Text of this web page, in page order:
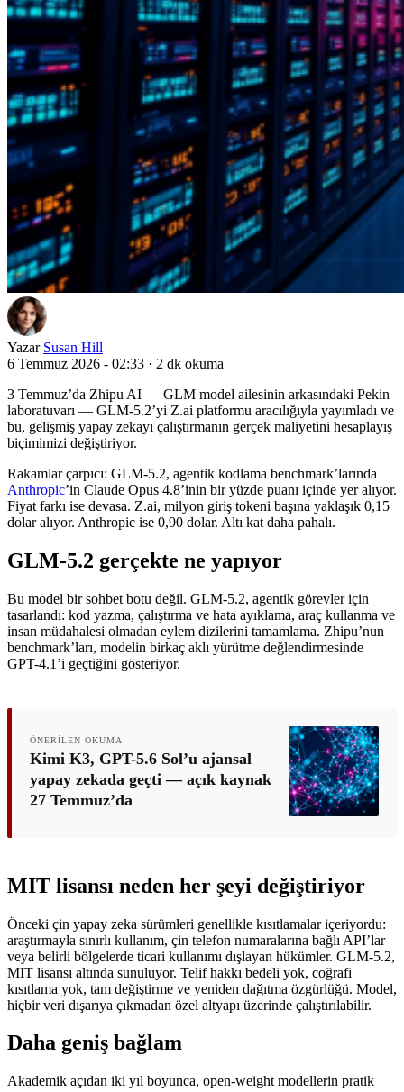
Yazar Susan Hill
6 Temmuz 2026 - 02:33 · 2 dk okuma
3 Temmuz’da Zhipu AI — GLM model ailesinin arkasındaki Pekin
laboratuvarı — GLM-5.2’yi Z.ai platformu aracılığıyla yayımladı ve
bu, gelişmiş yapay zekayı çalıştırmanın gerçek maliyetini hesaplayış
biçimimizi değiştiriyor.
Rakamlar çarpıcı: GLM-5.2, agentik kodlama benchmark’larında
Anthropic’in Claude Opus 4.8’inin bir yüzde puanı içinde yer alıyor.
Fiyat farkı ise devasa. Z.ai, milyon giriş tokeni başına yaklaşık 0,15
dolar alıyor. Anthropic ise 0,90 dolar. Altı kat daha pahalı.
GLM-5.2 gerçekte ne yapıyor
Bu model bir sohbet botu değil. GLM-5.2, agentik görevler için
tasarlandı: kod yazma, çalıştırma ve hata ayıklama, araç kullanma ve
insan müdahalesi olmadan eylem dizilerini tamamlama. Zhipu’nun
benchmark’ları, modelin birkaç aklı yürütme değlendirmesinde
GPT-4.1’i geçtiğini gösteriyor.
ÖNERILEN OKUMA
Kimi K3, GPT-5.6 Sol’u ajansal
yapay zekada geçti — açık kaynak
27 Temmuz’da
MIT lisansı neden her şeyi değiştiriyor
Önceki çin yapay zeka sürümleri genellikle kısıtlamalar içeriyordu:
araştırmayla sınırlı kullanım, çin telefon numaralarına bağlı API’lar
veya belirli bölgelerde ticari kullanımı dışlayan hükümler. GLM-5.2,
MIT lisansı altında sunuluyor. Telif hakkı bedeli yok, coğrafi
kısıtlama yok, tam değiştirme ve yeniden dağıtma özgürlüğü. Model,
hiçbir veri dışarıya çıkmadan özel altyapı üzerinde çalıştırılabilir.
Daha geniş bağlam
Akademik açıdan iki yıl boyunca, open-weight modellerin pratik